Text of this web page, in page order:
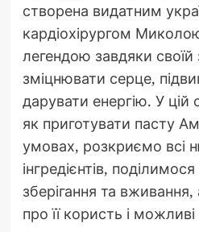
створена видатним
кардіохірургом
легендою завдяки своїй
зміцнювати серце,
дарувати енергію. У цій
як приготувати пасту
умовах, розкриємо всі
інгредієнтів,
зберігання та
про її користь і